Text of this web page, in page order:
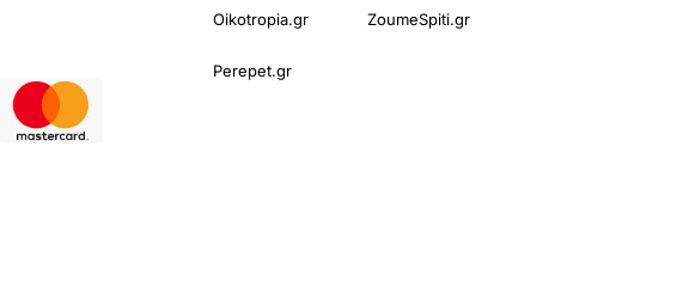
Oikotropia.gr ZoumeSpiti.gr
Perepet.gr